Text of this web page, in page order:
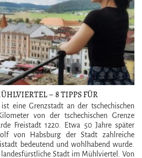
– 8 TIPPS FÜR
BIERSTADT IN
eine Grenzstadt an der tschechischen
von der tschechischen Grenze
Freistadt 1220. Etwa 50 Jahre später
von Habsburg der Stadt zahlreiche
bedeutend und wohlhabend wurde.
Stadt im Mühlviertel. Von